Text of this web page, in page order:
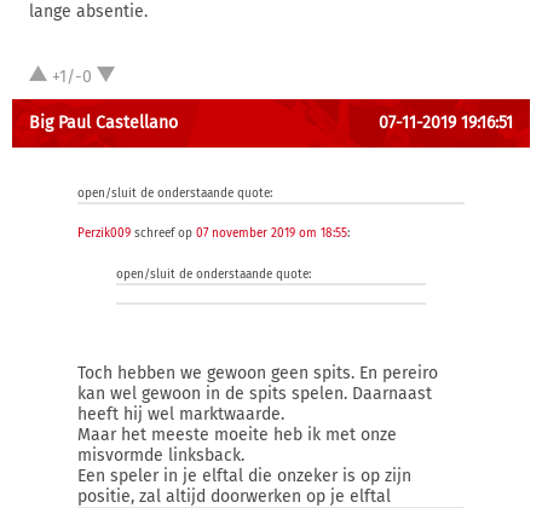
lange absentie.
+1/-0
Big Paul Castellano 07-11-2019 19:16:51
open/sluit de onderstaande quote:
Perzik009 schreef op 07 november 2019 om 18:55:
open/sluit de onderstaande quote:
Toch hebben we gewoon geen spits. En pereiro
kan wel gewoon in de spits spelen. Daarnaast
heeft hij wel marktwaarde.
Maar het meeste moeite heb ik met onze
misvormde linksback.
Een speler in je elftal die onzeker is op zijn
positie, zal altijd doorwerken op je elftal